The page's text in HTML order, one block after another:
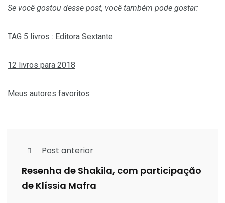
Se você gostou desse post, você também pode gostar:
TAG 5 livros : Editora Sextante
12 livros para 2018
Meus autores favoritos
Post anterior
Resenha de Shakila, com participação
de Klíssia Mafra